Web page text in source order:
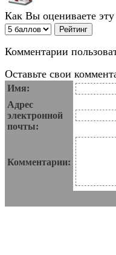
Как Вы оцениваете эту
Комментарии
Оставьте свои
Имя:
Адрес
электронной
почты:
Комментарии: